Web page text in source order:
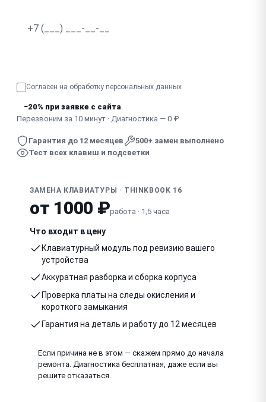
Клавиатура не реагирует полностью
Скрипит, дребезжит при наборе
Согласен на обработку персональных данных
−20% при заявке с сайта
Перезвоним за 10 минут · Диагностика — 0 ₽
Гарантия до 12 месяцев
500+ замен выполнено
Тест всех клавиш и подсветки
ЗАМЕНА КЛАВИАТУРЫ · THINKBOOK 16
от 1000 ₽работа · 1,5 часа
Что входит в цену
Клавиатурный модуль под ревизию вашего
устройства
Аккуратная разборка и сборка корпуса
Проверка платы на следы окисления и
короткого замыкания
Гарантия на деталь и работу до 12 месяцев
Если причина не в этом — скажем прямо до начала
ремонта. Диагностика бесплатная, даже если вы
решите отказаться.